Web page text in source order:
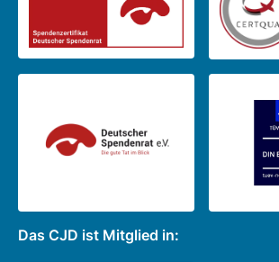
Das CJD ist Mitglied in: